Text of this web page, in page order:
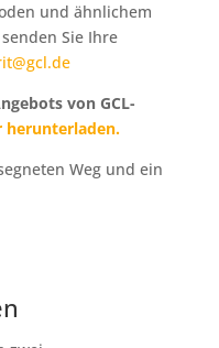
und ähnlichem
Sie Ihre
von GCL-
herunterladen.
Weg und ein